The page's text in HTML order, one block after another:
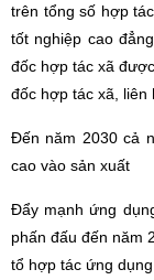
trên tổng số hợp
tốt nghiệp cao
đốc hợp tác xã
đốc hợp tác xã, liên
Đến năm 2030 cả
cao vào sản xuất
Đẩy mạnh ứng
phấn đấu đến năm
tổ hợp tác ứng